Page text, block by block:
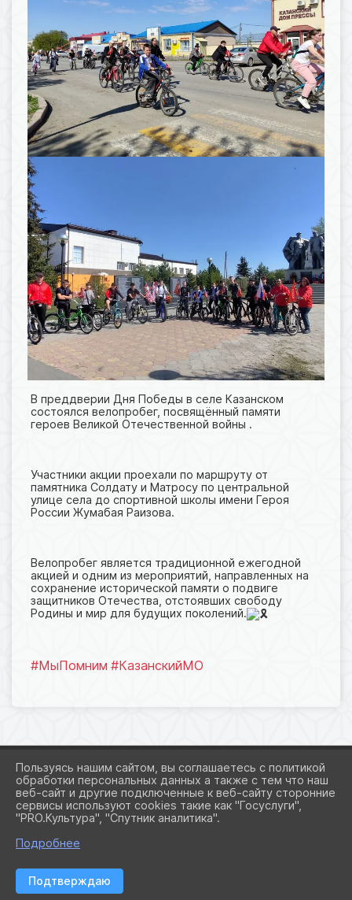
В преддверии Дня Победы в селе Казанском
состоялся велопробег, посвящённый памяти
героев Великой Отечественной войны .
Участники акции проехали по маршруту от
памятника Солдату и Матросу по центральной
улице села до спортивной школы имени Героя
России Жумабая Раизова.
Велопробег является традиционной ежегодной
акцией и одним из мероприятий, направленных на
сохранение исторической памяти о подвиге
защитников Отечества, отстоявших свободу
Родины и мир для будущих поколений.
#МыПомним #КазанскийМО
2026 Г. KAZAN-CRD.RU
ВХОД
КАРТА САЙТА
ПОЛИТИКА ОБРАБОТКИ ПЕРСОНАЛЬНЫХ ДАННЫХ
СДЕЛАНО НА KUBCMS
РАЗРАБОТКА И ПОДДЕРЖКА
Пользуясь нашим сайтом, вы соглашаетесь с политикой
обработки персональных данных а также с тем что наш
веб-сайт и другие подключенные к веб-сайту сторонние
сервисы используют cookies такие как "Госуслуги",
"PRO.Культура", "Спутник аналитика".
Подробнее
Подтверждаю